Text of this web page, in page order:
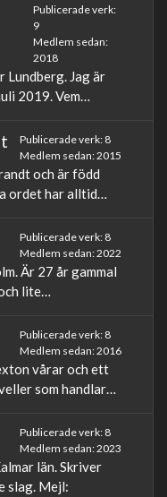
Publicerade verk:
9
Medlem sedan:
2018
Lundberg. Jag är
2019. Vem…
Publicerade verk: 8
Medlem sedan: 2015
och är född
ordet har alltid…
Publicerade verk: 8
Medlem sedan: 2022
Är 27 år gammal
lite…
Publicerade verk: 8
Medlem sedan: 2016
vårar och ett
som handlar…
Publicerade verk: 8
Medlem sedan: 2023
län. Skriver
slag. Mejl: